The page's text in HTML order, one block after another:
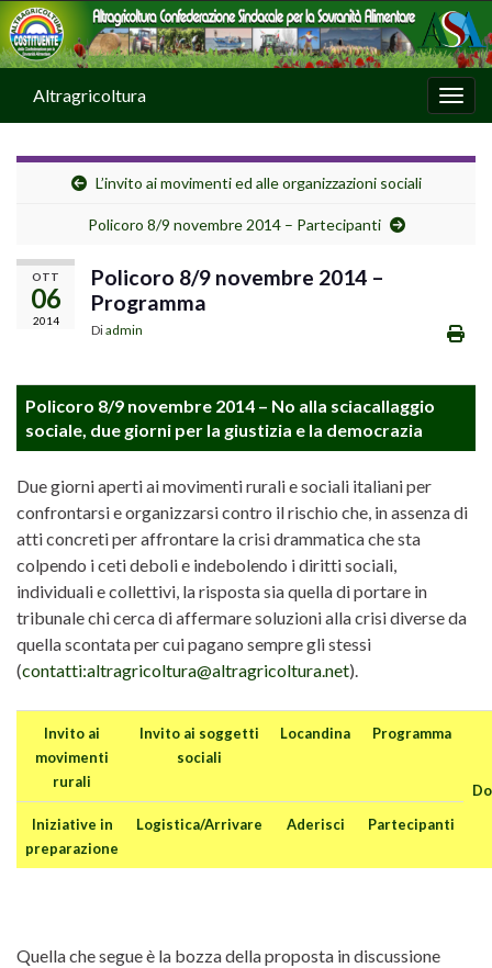
Altragricoltura
L’invito ai movimenti ed alle organizzazioni sociali
Policoro 8/9 novembre 2014 – Partecipanti
OTT
06
2014
Policoro 8/9 novembre 2014 –
Programma
Diadmin
Policoro 8/9 novembre 2014 – No alla sciacallaggio
sociale, due giorni per la giustizia e la democrazia
Due giorni aperti ai movimenti rurali e sociali italiani per
confrontarsi e organizzarsi contro il rischio che, in assenza di
atti concreti per affrontare la crisi drammatica che sta
colpendo i ceti deboli e indebolendo i diritti sociali,
individuali e collettivi, la risposta sia quella di portare in
tribunale chi cerca di affermare soluzioni alla crisi diverse da
quella scontata per cui pagano sempre gli stessi
(contatti:altragricoltura@altragricoltura.net).
Invito ai
movimenti
rurali
Invito ai soggetti
sociali
Locandina Programma
Iniziative in
preparazione
Logistica/Arrivare Aderisci Partecipanti
Quella che segue è la bozza della proposta in discussione